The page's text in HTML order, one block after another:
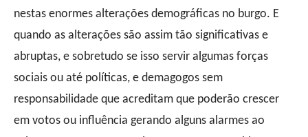
nestas enormes alterações demográficas no burgo. E
quando as alterações são assim tão significativas e
abruptas, e sobretudo se isso servir algumas forças
sociais ou até políticas, e demagogos sem
responsabilidade que acreditam que poderão crescer
em votos ou influência gerando alguns alarmes ao